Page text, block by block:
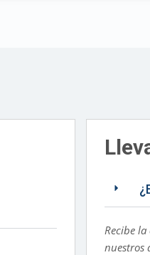
Recibe
nuestros